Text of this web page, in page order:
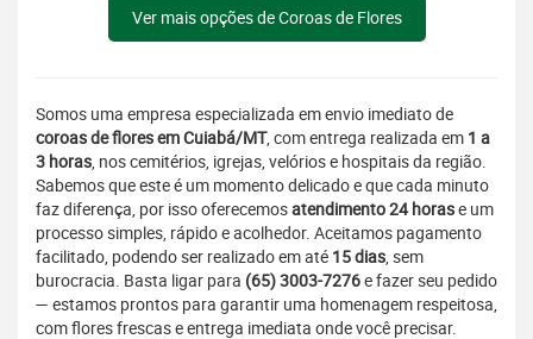
Ver mais opções de Coroas de Flores
Somos uma empresa especializada em envio imediato de
coroas de flores em Cuiabá/MT, com entrega realizada em 1 a
3 horas, nos cemitérios, igrejas, velórios e hospitais da região.
Sabemos que este é um momento delicado e que cada minuto
faz diferença, por isso oferecemosatendimento 24 horase um
processo simples, rápido e acolhedor. Aceitamos pagamento
facilitado, podendo ser realizado em até 15 dias, sem
burocracia. Basta ligar para (65) 3003-7276e fazer seu pedido
— estamos prontos para garantir uma homenagem respeitosa,
com flores frescas e entrega imediata onde você precisar.